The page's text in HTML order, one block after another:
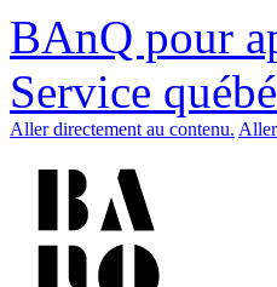
BAnQ pour
Service
Aller directement au contenu.